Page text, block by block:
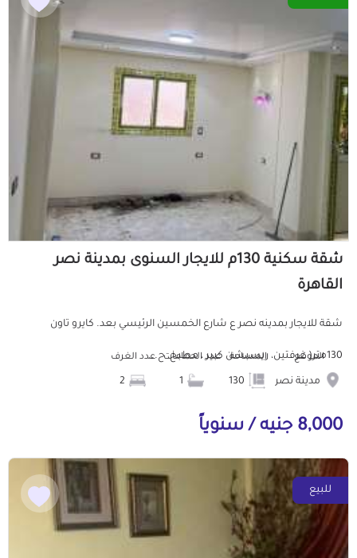
شقة سكنية 130م للايجار السنوى بمدينة نصر
القاهرة
شقة للايجار بمدينه نصر ع شارع الخمسين الرئيسي بعد. كايرو تاون
130متر( غرفتين، ريسبشن كبير ، مطبخ، ح... الموقع
مدينة نصر
المساحة عدد الحمامات عدد الغرف
8,000 جنيه / سنوياً
للبيع